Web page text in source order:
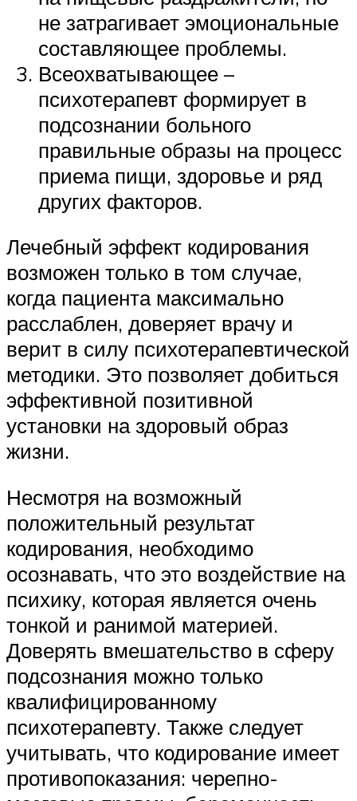
не затрагивает эмоциональные
составляющее проблемы.
Всеохватывающее –
психотерапевт формирует в
подсознании больного
правильные образы на процесс
приема пищи, здоровье и ряд
других факторов.
Лечебный эффект кодирования
возможен только в том случае,
когда пациента максимально
расслаблен, доверяет врачу и
верит в силу психотерапевтической
методики. Это позволяет добиться
эффективной позитивной
установки на здоровый образ
жизни.
Несмотря на возможный
положительный результат
кодирования, необходимо
осознавать, что это воздействие на
психику, которая является очень
тонкой и ранимой материей.
Доверять вмешательство в сферу
подсознания можно только
квалифицированному
психотерапевту. Также следует
учитывать, что кодирование имеет
противопоказания: черепно-